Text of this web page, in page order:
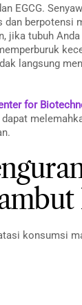
EGCG.
dan berpotensi
jika tubuh
langsung
for
konsumsi